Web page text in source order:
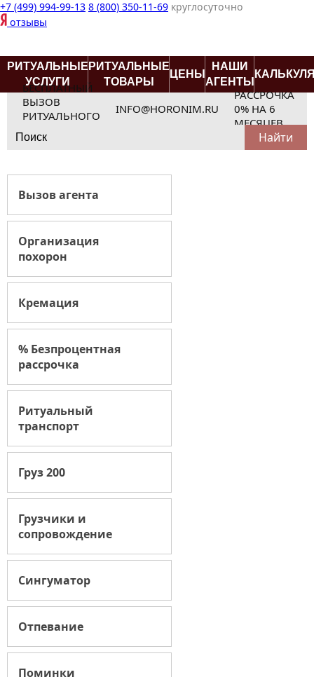
+7 (499) 994-99-13 8 (800) 350-11-69 круглосуточно
отзывы
РИТУАЛЬНЫЕ
УСЛУГИ
РИТУАЛЬНЫЕ
ТОВАРЫ
ЦЕНЫ
НАШИ
АГЕНТЫ
БЕСПЛАТНЫЙ
ВЫЗОВ
РИТУАЛЬНОГО
АГЕНТА
INFO@HORONIM.RU
РАССРОЧКА
0% НА 6
МЕСЯЦЕВ
for:
Вызов агента
Организация
похорон
Кремация
% Безпроцентная
рассрочка
Ритуальный
транспорт
Груз 200
Грузчики и
сопровождение
Сингуматор
Отпевание
Поминки